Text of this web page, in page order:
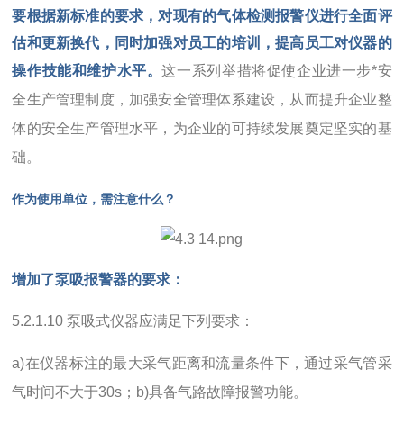
要根据新标准的要求，对现有的气体检测报警仪进行全面评
估和更新换代，同时加强对员工的培训，提高员工对仪器的
操作技能和维护水平。这一系列举措将促使企业进一步*安
全生产管理制度，加强安全管理体系建设，从而提升企业整
体的安全生产管理水平，为企业的可持续发展奠定坚实的基
础。
作为使用单位，需注意什么？
增加了泵吸报警器的要求：
5.2.1.10 泵吸式仪器应满足下列要求：
a)在仪器标注的最大采气距离和流量条件下，通过采气管采
气时间不大于30s；b)具备气路故障报警功能。